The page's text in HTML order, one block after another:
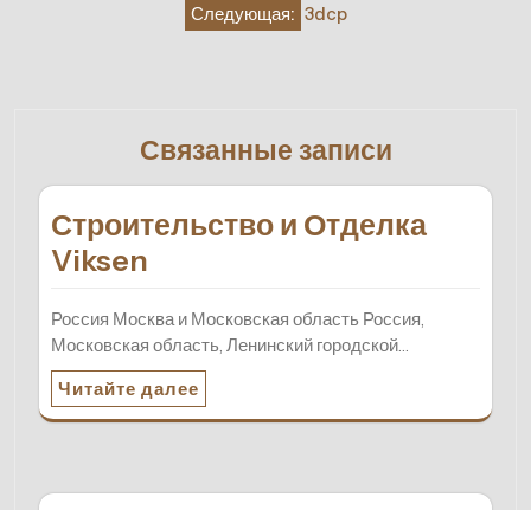
Следующая: 3dcp
Связанные записи
Строительство и Отделка
Viksen
Россия Москва и Московская область Россия,
Московская область, Ленинский городской…
Читайте далее